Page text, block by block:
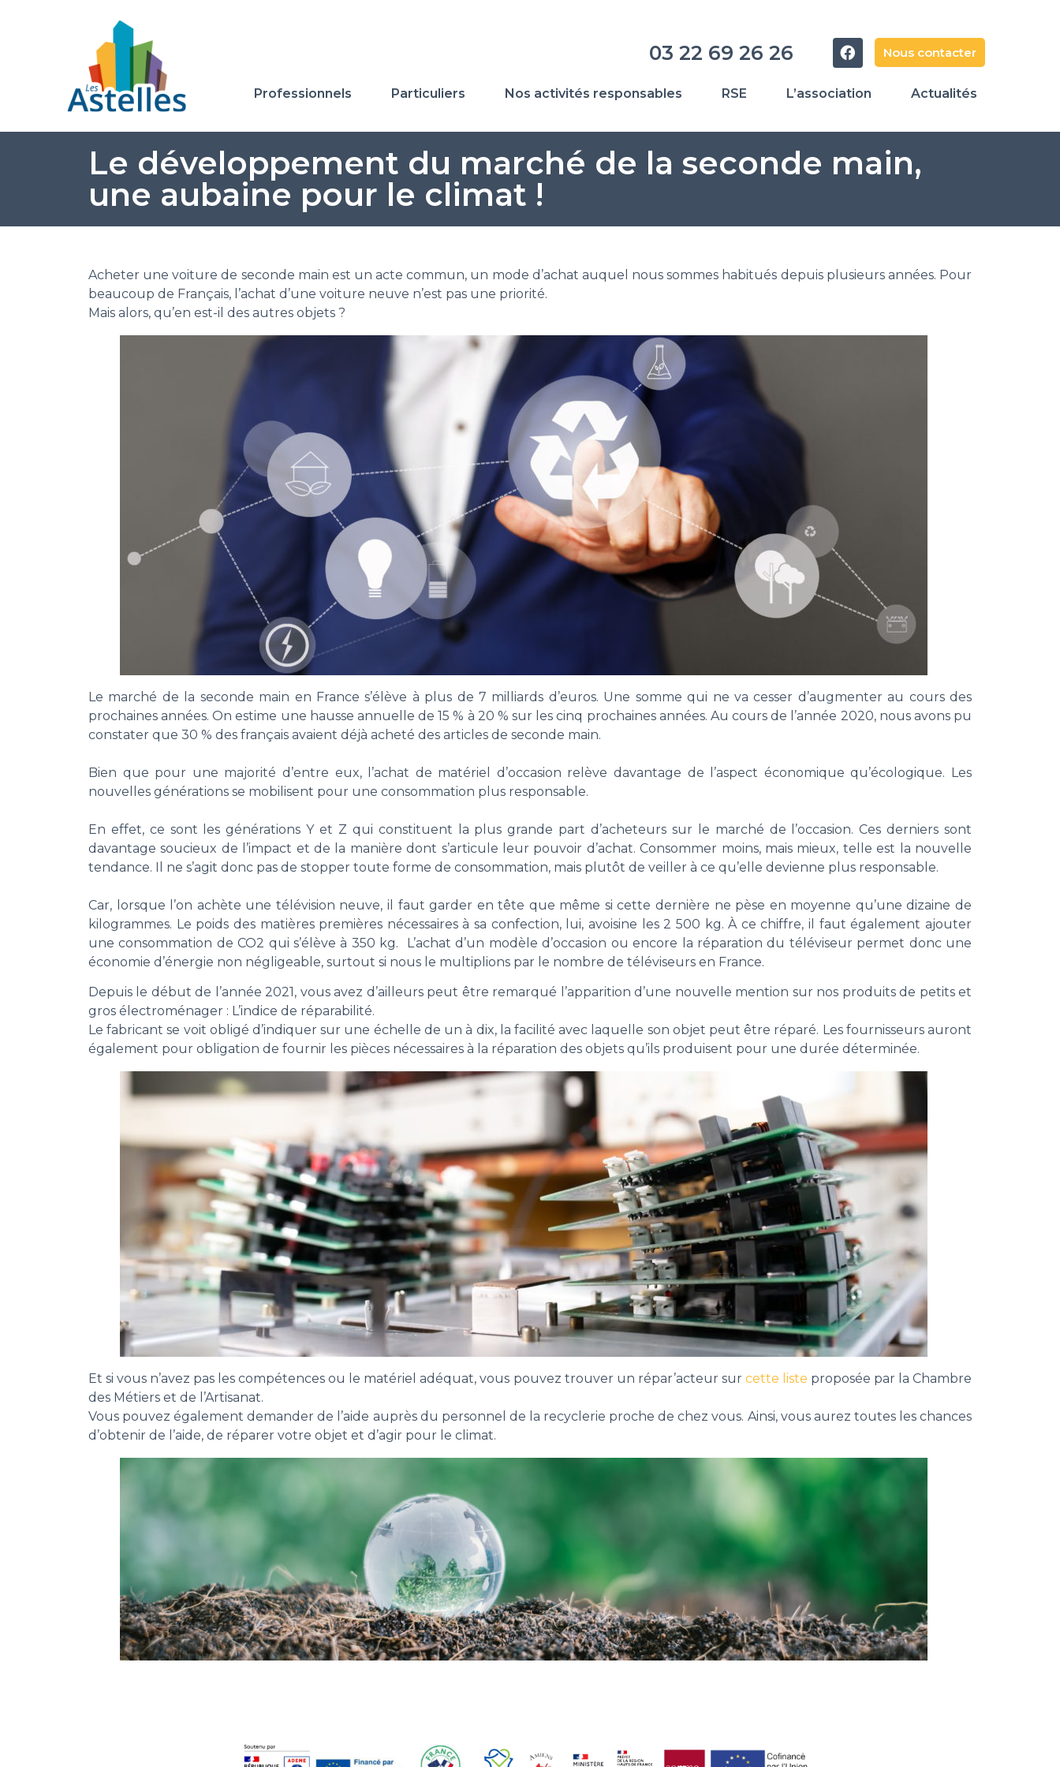
03 22 69 26 26 Nous contacter
Professionnels Particuliers Nos activités responsables RSE L’association Actualités
Le développement du marché de la seconde main,
une aubaine pour le climat !
Acheter une voiture de seconde main est un acte commun, un mode d’achat auquel nous sommes habitués depuis plusieurs années. Pour
beaucoup de Français, l’achat d’une voiture neuve n’est pas une priorité.
Mais alors, qu’en est-il des autres objets ?
Le marché de la seconde main en France s’élève à plus de 7 milliards d’euros. Une somme qui ne va cesser d’augmenter au cours des
prochaines années. On estime une hausse annuelle de 15 % à 20 % sur les cinq prochaines années. Au cours de l’année 2020, nous avons pu
constater que 30 % des français avaient déjà acheté des articles de seconde main.
Bien que pour une majorité d’entre eux, l’achat de matériel d’occasion relève davantage de l’aspect économique qu’écologique. Les
nouvelles générations se mobilisent pour une consommation plus responsable.
En effet, ce sont les générations Y et Z qui constituent la plus grande part d’acheteurs sur le marché de l’occasion. Ces derniers sont
davantage soucieux de l’impact et de la manière dont s’articule leur pouvoir d’achat. Consommer moins, mais mieux, telle est la nouvelle
tendance. Il ne s’agit donc pas de stopper toute forme de consommation, mais plutôt de veiller à ce qu’elle devienne plus responsable.
Car, lorsque l’on achète une télévision neuve, il faut garder en tête que même si cette dernière ne pèse en moyenne qu’une dizaine de
kilogrammes. Le poids des matières premières nécessaires à sa confection, lui, avoisine les 2 500 kg. À ce chiffre, il faut également ajouter
une consommation de CO2 qui s’élève à 350 kg. L’achat d’un modèle d’occasion ou encore la réparation du téléviseur permet donc une
économie d’énergie non négligeable, surtout si nous le multiplions par le nombre de téléviseurs en France.
Depuis le début de l’année 2021, vous avez d’ailleurs peut être remarqué l’apparition d’une nouvelle mention sur nos produits de petits et
gros électroménager : L’indice de réparabilité.
Le fabricant se voit obligé d’indiquer sur une échelle de un à dix, la facilité avec laquelle son objet peut être réparé. Les fournisseurs auront
également pour obligation de fournir les pièces nécessaires à la réparation des objets qu’ils produisent pour une durée déterminée.
Et si vous n’avez pas les compétences ou le matériel adéquat, vous pouvez trouver un répar’acteur sur cette liste proposée par la Chambre
des Métiers et de l’Artisanat.
Vous pouvez également demander de l’aide auprès du personnel de la recyclerie proche de chez vous. Ainsi, vous aurez toutes les chances
d’obtenir de l’aide, de réparer votre objet et d’agir pour le climat.